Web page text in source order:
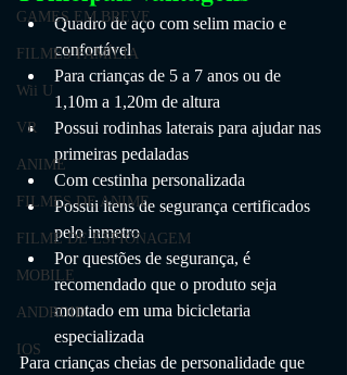
GAMES EM BREVE
FILMES FAMÍLIA
Wii U
VR
ANIME
FILMES DE ANIME
FILME DE ESPIONAGEM
MOBILE
ANDROID
IOS
Quadro de aço com selim macio e
confortável
Para crianças de 5 a 7 anos ou de
1,10m a 1,20m de altura
Possui rodinhas laterais para ajudar nas
primeiras pedaladas
Com cestinha personalizada
Possui itens de segurança certificados
pelo inmetro
Por questões de segurança, é
recomendado que o produto seja
montado em uma bicicletaria
especializada
Para crianças cheias de personalidade que